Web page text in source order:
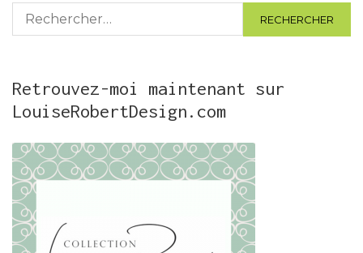
Rechercher :
Retrouvez-moi maintenant sur
LouiseRobertDesign.com